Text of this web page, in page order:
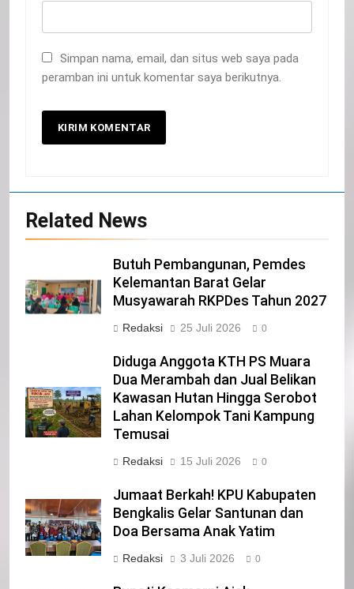
Simpan nama, email, dan situs web saya pada
peramban ini untuk komentar saya berikutnya.
Related News
Butuh Pembangunan, Pemdes
Kelemantan Barat Gelar
Musyawarah RKPDes Tahun 2027
Redaksi 25 Juli 2026 0
Diduga Anggota KTH PS Muara
Dua Merambah dan Jual Belikan
Kawasan Hutan Hingga Serobot
Lahan Kelompok Tani Kampung
Temusai
Redaksi 15 Juli 2026 0
Jumaat Berkah! KPU Kabupaten
Bengkalis Gelar Santunan dan
Doa Bersama Anak Yatim
Redaksi 3 Juli 2026 0
IKLAN
Iklan Pemerintah Kabupaten Siak
IKLAN
NORMAN SILITONGA CALEG DPRD
PROVINSI DKI JAKARTA
IKLAN
NURGARAHA HARPAL NOVTEN, SH
CALON ANGGOTA DPRD PROVINSI